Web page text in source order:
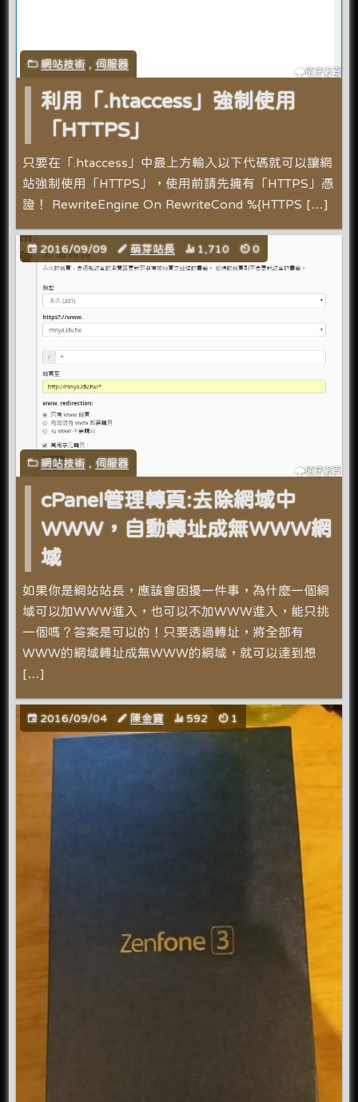
網站技術 ,伺服器
利用「.htaccess」強制使用
「HTTPS」
只要在「.htaccess」中最上方輸入以下代碼就可以讓網
站強制使用「HTTPS」，使用前請先擁有「HTTPS」憑
證！ RewriteEngine On RewriteCond %{HTTPS […]
2016/09/09 萌芽站長 1,710 0
網站技術 ,伺服器
cPanel管理轉頁:去除網域中
WWW，自動轉址成無WWW網
域
如果你是網站站長，應該會困擾一件事，為什麼一個網
域可以加WWW進入，也可以不加WWW進入，能只挑
一個嗎？答案是可以的！只要透過轉址，將全部有
WWW的網域轉址成無WWW的網域，就可以達到想
[…]
2016/09/04 陳金寶 592 1